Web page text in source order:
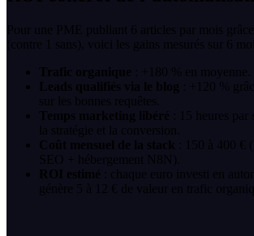
Pour une PME publiant 6 articles par mois
(contre 1 sans), voici les gains mesurés sur 6
Trafic organique : +180 % en moyenne.
Leads qualifiés via le blog : +120 %
sur les bonnes requêtes.
Temps marketing libéré : 15 heures par
la stratégie et la conversion.
Coût mensuel de la stack
: 150 à 400
SEO + hébergement N8N).
ROI estimé : chaque euro investi en
génère 5 à 12 € de valeur en trafic